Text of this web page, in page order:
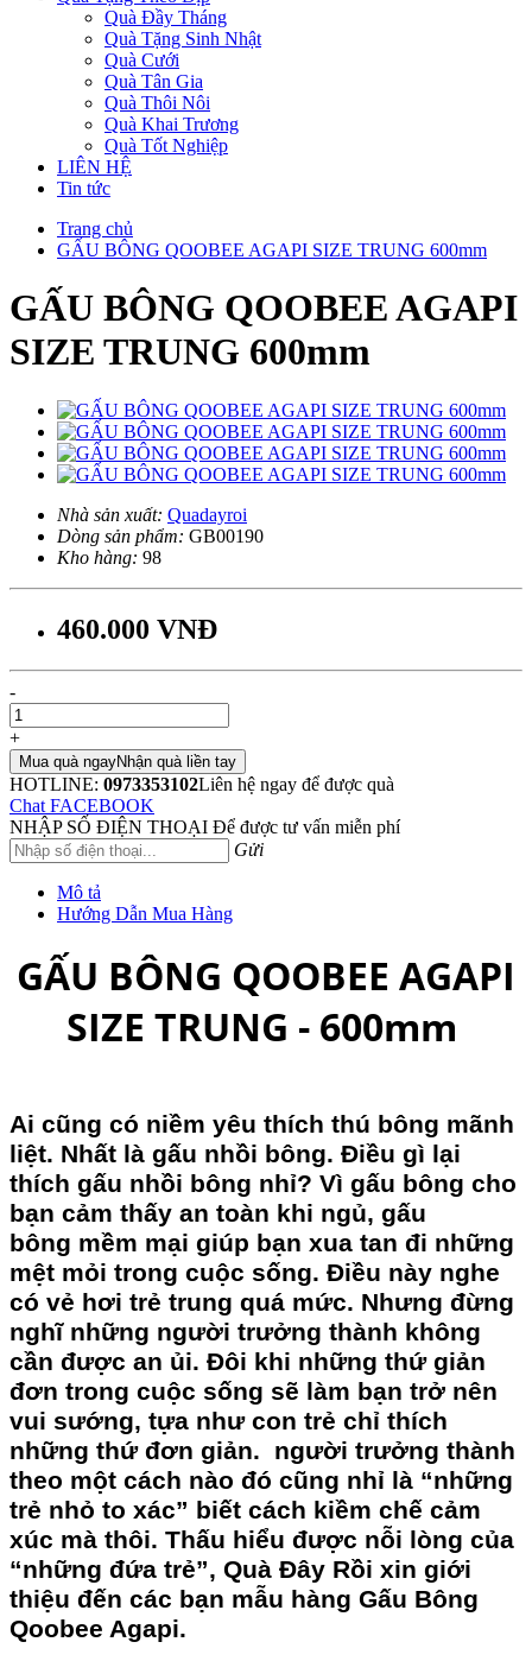
Quà Đầy Tháng
Quà Tặng Sinh Nhật
Quà Cưới
Quà Tân Gia
Quà Thôi Nôi
Quà Khai Trương
Quà Tốt Nghiệp
LIÊN HỆ
Tin tức
Trang chủ
GẤU BÔNG QOOBEE AGAPI SIZE TRUNG 600mm
GẤU BÔNG QOOBEE AGAPI
SIZE TRUNG 600mm
Nhà sản xuất: Quadayroi
Dòng sản phẩm: GB00190
Kho hàng: 98
460.000 VNĐ
-
+
Mua quà ngayNhận quà liền tay
HOTLINE: 0973353102Liên hệ ngay để được quà
Chat FACEBOOK
NHẬP SỐ ĐIỆN THOẠI Để được tư vấn miễn phí
Gửi
Mô tả
Hướng Dẫn Mua Hàng
GẤU BÔNG QOOBEE AGAPI
SIZE TRUNG - 600mm
Ai cũng có niềm yêu thích thú bông mãnh
liệt. Nhất là gấu nhồi bông. Điều gì lại
thích gấu nhồi bông nhỉ? Vì gấu bông cho
bạn cảm thấy an toàn khi ngủ, gấu
bông mềm mại giúp bạn xua tan đi những
mệt mỏi trong cuộc sống. Điều này nghe
có vẻ hơi trẻ trung quá mức. Nhưng đừng
nghĩ những người trưởng thành không
cần được an ủi. Đôi khi những thứ giản
đơn trong cuộc sống sẽ làm bạn trở nên
vui sướng, tựa như con trẻ chỉ thích
những thứ đơn giản. người trưởng thành
theo một cách nào đó cũng nhỉ là “những
trẻ nhỏ to xác” biết cách kiềm chế cảm
xúc mà thôi. Thấu hiểu được nỗi lòng của
“những đứa trẻ”, Quà Đây Rồi xin giới
thiệu đến các bạn mẫu hàng Gấu Bông
Qoobee Agapi.